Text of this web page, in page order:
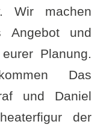
Wir machen
Angebot und
Planung.
Das
und Daniel
der